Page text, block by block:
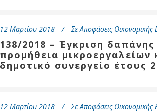
12 Μαρτίου 2018 Σε Αποφάσεις Οικονομικής
138/2018 – Έγκριση
προμήθεια
δημοτικό συνεργείο έτους
12 Μαρτίου 2018 Σε Αποφάσεις Οικονομικής